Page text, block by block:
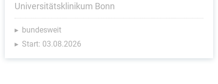
Universitätsklinikum Bonn
bundesweit
Start: 03.08.2026